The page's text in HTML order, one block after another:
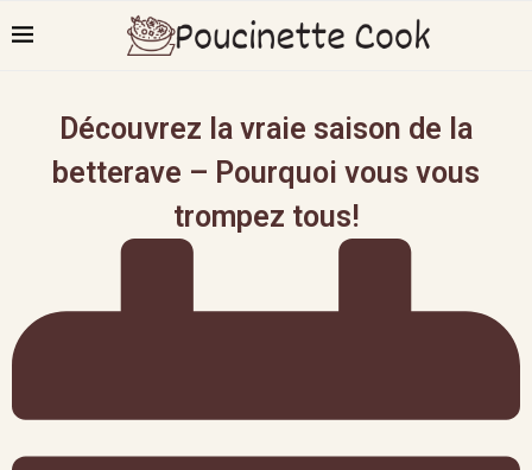
Découvrez la vraie saison de la
betterave – Pourquoi vous vous
trompez tous!